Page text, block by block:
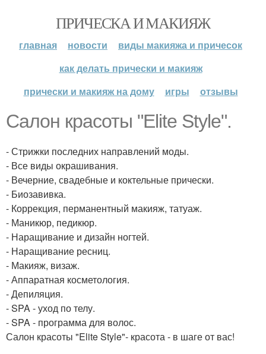
ПРИЧЕСКА И МАКИЯЖ
главная новости
виды макияжа и причесок
как делать прически и макияж
прически и макияж на дому
игры отзывы
Салон красоты "Elite Style".
- Стрижки последних направлений моды.
- Все виды окрашивания.
- Вечерние, свадебные и коктельные прически.
- Биозавивка.
- Коррекция, перманентный макияж, татуаж.
- Маникюр, педикюр.
- Наращивание и дизайн ногтей.
- Наращивание ресниц.
- Макияж, визаж.
- Аппаратная косметология.
- Депиляция.
- SPA - уход по телу.
- SPA - программа для волос.
Салон красоты "Elite Style"- красота - в шаге от вас!